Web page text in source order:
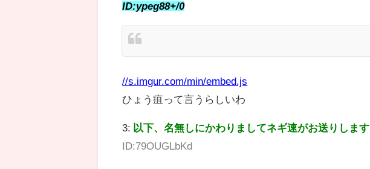
ID:ypeg88+/0
//s.imgur.com/min/embed.js
ひょう疽って言うらしいわ
3: 以下、名無しにかわりましてネギ速がお送りします
ID:79OUGLbKd